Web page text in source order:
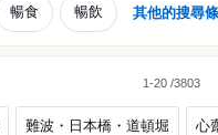
暢食 暢飲 其他的搜尋
1-20 /3803
難波・日本橋・道頓堀 心